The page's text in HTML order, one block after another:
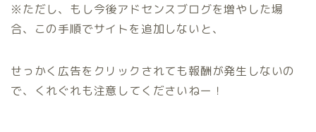
※ただし、もし今後アドセンスブログを増やした場
合、この手順でサイトを追加しないと、
せっかく広告をクリックされても報酬が発生しないの
で、くれぐれも注意してくださいねー！